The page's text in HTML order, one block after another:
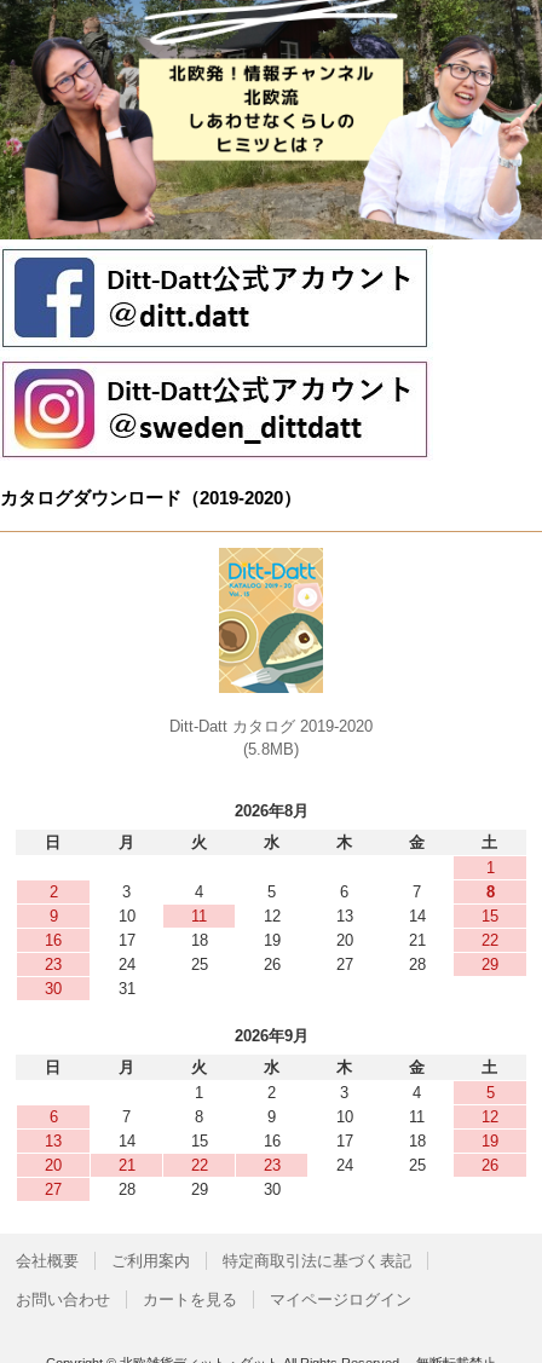
カタログダウンロード（2019-2020）
Ditt-Datt カタログ 2019-2020
(5.8MB)
2026年8月
日
月 火 水 木 金
土
1
2
3 4 5 6 7
8
9
10 11 12 13 14
15
16
17 18 19 20 21
22
23
24 25 26 27 28
29
30
31
2026年9月
日
月 火 水 木 金
土
1
2 3 4
5
6
7 8 9 10 11
12
13
14 15 16 17 18
19
20
21 22 23 24 25
26
27
28 29 30
会社概要 ご利用案内 特定商取引法に基づく表記
お問い合わせ カートを見る マイページログイン